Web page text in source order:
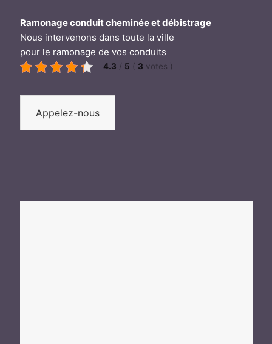
Ramonage conduit cheminée et débistrage
Nous intervenons dans toute la ville
pour le ramonage de vos conduits
4.3 / 5 ( 3 votes )
Appelez-nous